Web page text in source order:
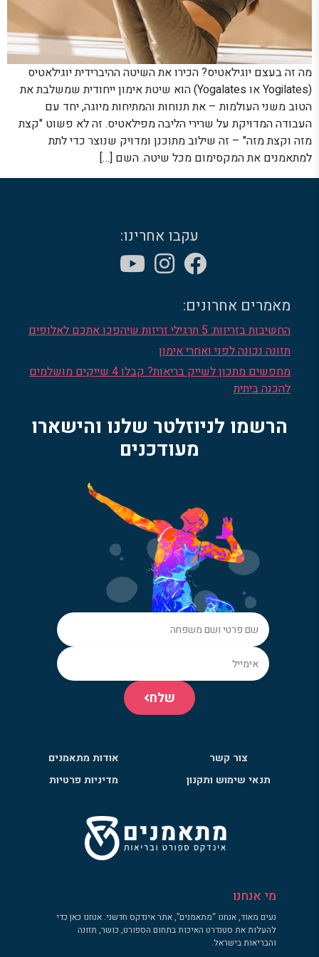
מה זה בעצם יוגילאטיס? הכירו את השיטה ההיברידית יוגילאטיס
(Yogilates או Yogalates) הוא שיטת אימון ייחודית שמשלבת את
הטוב משני העולמות – את תנוחות והמתיחות מיוגה, יחד עם
העבודה המדויקת על שרירי הליבה מפילאטיס. זה לא פשוט "קצת
מזה וקצת מזה" – זה שילוב מתוכנן ומדויק שנוצר כדי לתת
למתאמנים את המקסימום מכל שיטה. השם […]
עקבו אחרינו:
מאמרים אחרונים:
החשיבות בזריזות: 5 תרגילי זריזות שיהפכו אתכם לאלופים
תזונה נכונה לפני ואחרי אימון
מחפשים מתכון לשייק בריאות? קבלו 4 שייקים מושלמים
להכנה ביתית
הרשמו לניוזלטר שלנו והישארו
מעודכנים
שלח
צור קשר
אודות מתאמנים
תנאי שימוש ותקנון
מדיניות פרטיות
מי אנחנו
נעים מאוד, אנחנו “מתאמנים”, אתר אינדקס חדשני. אנחנו כאן כדי
להעלות את סטנדרט האיכות בתחום הספורט, כושר, תזונה
והבריאות בישראל.